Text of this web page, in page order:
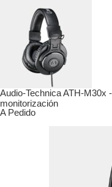
Audio-Technica ATH-M30x
monitorización
A Pedido